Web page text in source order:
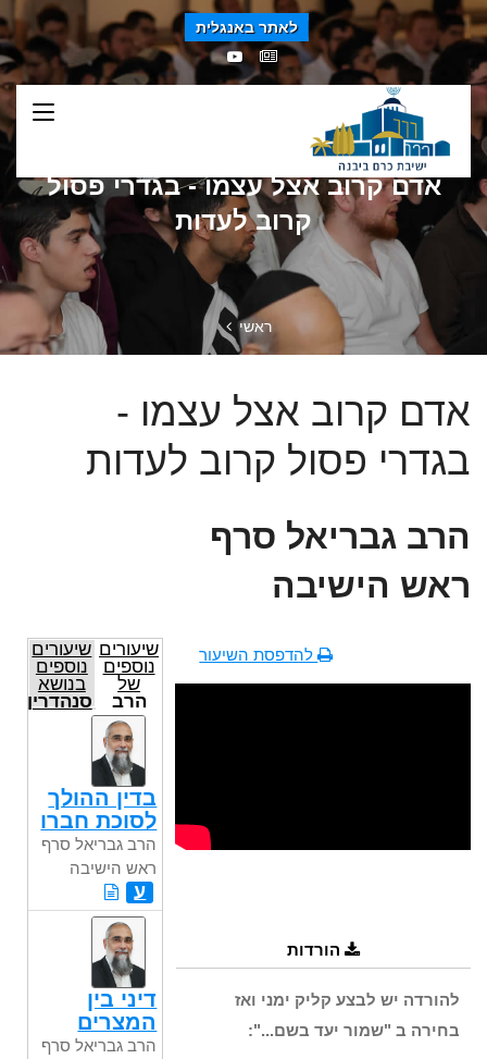
לאתר באנגלית
אדם קרוב אצל עצמו - בגדרי פסול
קרוב לעדות
ראשי
אדם קרוב אצל עצמו -
בגדרי פסול קרוב לעדות
הרב גבריאל סרף
ראש הישיבה
להדפסת השיעור
הורדות
להורדה יש לבצע קליק ימני ואז
בחירה ב "שמור יעד בשם...":
שיעורים
נוספים
של
הרב
גבריאל
סרף
ראש
הישיבה
שיעורים
נוספים
בנושא
סנהדרין
בדין ההולך
לסוכת חברו
הרב גבריאל סרף
ראש הישיבה
ע
דיני בין
המצרים
הרב גבריאל סרף